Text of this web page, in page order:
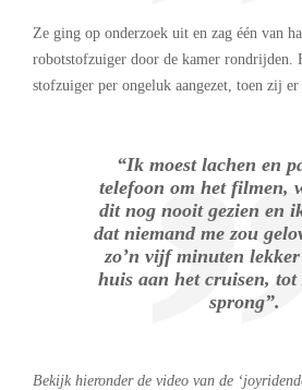
Ze ging op onderzoek uit en zag één van
robotstofzuiger door de kamer rondrijden.
stofzuiger per ongeluk aangezet, toen zij er
“Ik moest lachen en
telefoon om het filmen,
dit nog nooit gezien en
dat niemand me zou
zo’n vijf minuten
huis aan het cruisen, tot
sprong”.
Bekijk hieronder de video van de